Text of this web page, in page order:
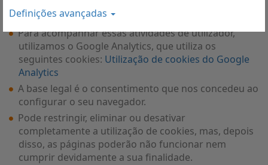
necessidades e a personalizar o nosso site.
Para acompanhar essas atividades de utilizador,
utilizamos o Google Analytics, que utiliza os
seguintes cookies: Utilização de cookies do Google
Analytics
A base legal é o consentimento que nos concedeu ao
configurar o seu navegador.
Pode restringir, eliminar ou desativar
completamente a utilização de cookies, mas, depois
disso, as páginas poderão não funcionar nem
cumprir devidamente a sua finalidade.
Definições avançadas